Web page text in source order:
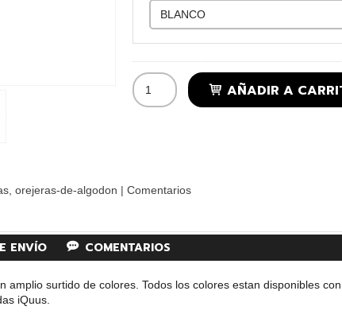
AÑADIR A
orejeras-de-algodon | Comentarios
ENVÍO COMENTARIOS
amplio surtido de colores. Todos los colores estan disponibles
iQuus.